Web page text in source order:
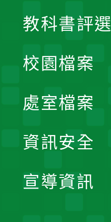
教科書評選
校園檔案
處室檔案
資訊安全
宣導資訊